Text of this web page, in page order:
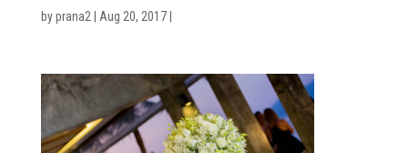
byprana2 Aug 20, 2017|